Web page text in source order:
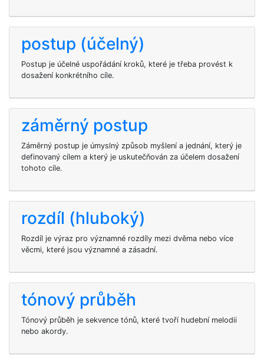
postup (účelný)
Postup je účelné uspořádání kroků, které je třeba provést k
dosažení konkrétního cíle.
záměrný postup
Záměrný postup je úmyslný způsob myšlení a jednání, který je
definovaný cílem a který je uskutečňován za účelem dosažení
tohoto cíle.
rozdíl (hluboký)
Rozdíl je výraz pro významné rozdíly mezi dvěma nebo více
věcmi, které jsou významné a zásadní.
tónový průběh
Tónový průběh je sekvence tónů, které tvoří hudební melodii
nebo akordy.